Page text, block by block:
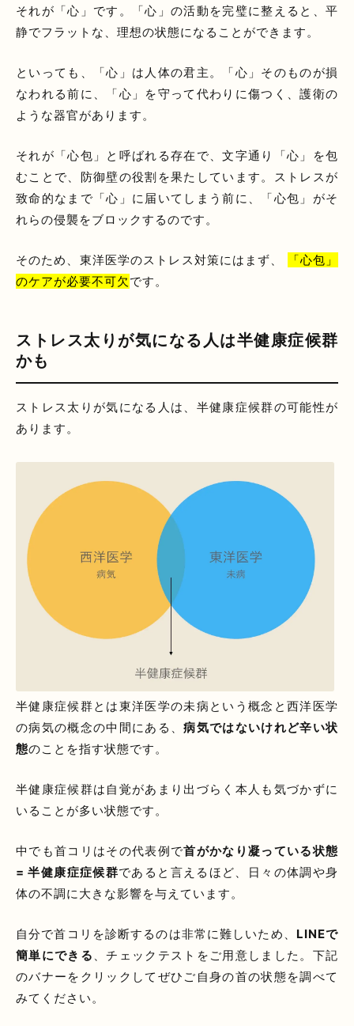
それが「心」です。「心」の活動を完璧に整えると、平
静でフラットな、理想の状態になることができます。
といっても、「心」は人体の君主。「心」そのものが損
なわれる前に、「心」を守って代わりに傷つく、護衛の
ような器官があります。
それが「心包」と呼ばれる存在で、文字通り「心」を包
むことで、防御壁の役割を果たしています。ストレスが
致命的なまで「心」に届いてしまう前に、「心包」がそ
れらの侵襲をブロックするのです。
そのため、東洋医学のストレス対策にはまず、
「心包」
のケアが必要不可欠 です。
ストレス太りが気になる人は半健康症候群
かも
ストレス太りが気になる人は、半健康症候群の可能性が
あります。
半健康症候群とは東洋医学の未病という概念と西洋医学
の病気の概念の中間にある、病気ではないけれど辛い状
態のことを指す状態です。
半健康症候群は自覚があまり出づらく本人も気づかずに
いることが多い状態です。
中でも首コリはその代表例で首がかなり凝っている状態
= 半健康症症候群であると言えるほど、日々の体調や身
体の不調に大きな影響を与えています。
自分で首コリを診断するのは非常に難しいため、 LINEで
簡単にできる 、チェックテストをご用意しました。下記
のバナーをクリックしてぜひご自身の首の状態を調べて
みてください。